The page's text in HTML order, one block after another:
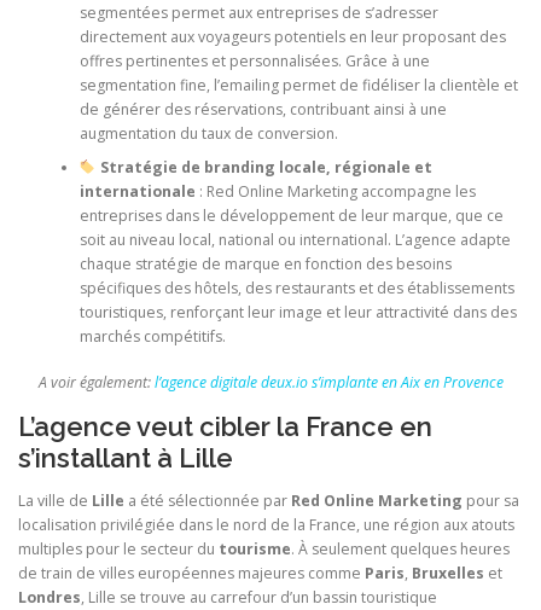
segmentées permet aux entreprises de s’adresser
directement aux voyageurs potentiels en leur proposant des
offres pertinentes et personnalisées. Grâce à une
segmentation fine, l’emailing permet de fidéliser la clientèle et
de générer des réservations, contribuant ainsi à une
augmentation du taux de conversion.
Stratégie de branding locale, régionale et
internationale : Red Online Marketing accompagne les
entreprises dans le développement de leur marque, que ce
soit au niveau local, national ou international. L’agence adapte
chaque stratégie de marque en fonction des besoins
spécifiques des hôtels, des restaurants et des établissements
touristiques, renforçant leur image et leur attractivité dans des
marchés compétitifs.
A voir également:l’agence digitale deux.io s’implante en Aix en Provence
L’agence veut cibler la France en
s’installant à Lille
La ville de Lille a été sélectionnée par Red Online Marketing pour sa
localisation privilégiée dans le nord de la France, une région aux atouts
multiples pour le secteur du tourisme. À seulement quelques heures
de train de villes européennes majeures comme Paris, Bruxelles et
Londres, Lille se trouve au carrefour d’un bassin touristique